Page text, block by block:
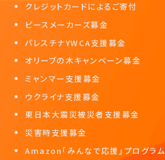
クレジットカードによるご寄付
ピースメーカーズ募金
パレスチナYWCA支援募金
オリーブの木キャンペーン募金
ミャンマー支援募金
ウクライナ支援募金
東日本大震災被災者支援募金
災害時支援募金
Amazon「みんなで応援」プログラム